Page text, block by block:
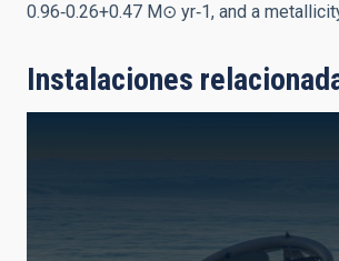
0.96‑0.26+0.47 M⊙ yr‑1, and a
Instalaciones